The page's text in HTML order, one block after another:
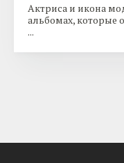
Актриса и икона
альбомах, которые
...